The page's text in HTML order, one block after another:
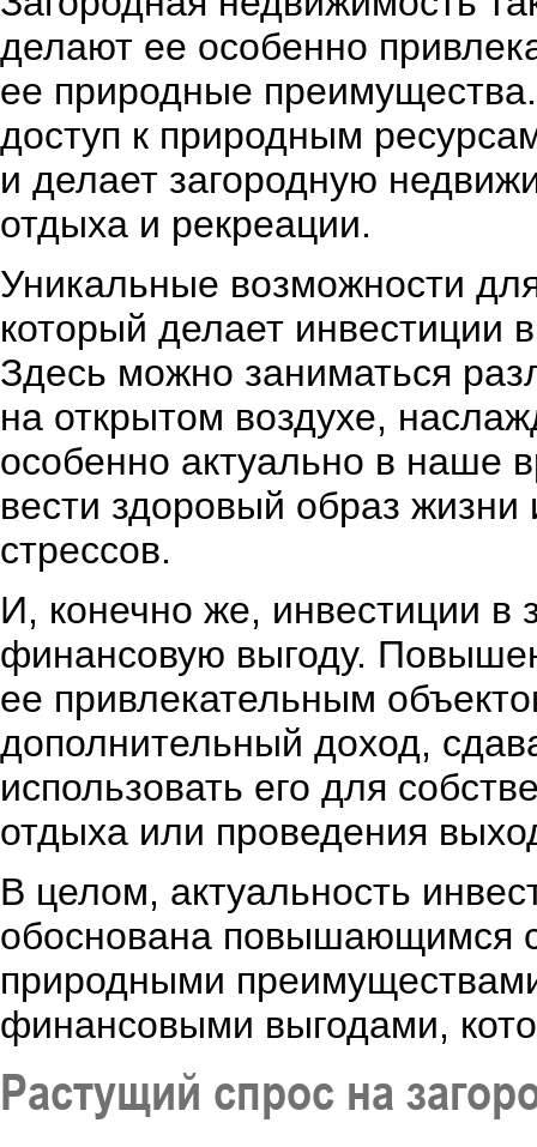
делают ее особенно
ее природные
доступ к природным
и делает загородную
отдыха и рекреации.
Уникальные возможности
который делает инвестиции
Здесь можно заниматься
на открытом воздухе,
особенно актуально в наше
вести здоровый образ жизни
стрессов.
И, конечно же, инвестиции в
финансовую выгоду.
ее привлекательным
дополнительный доход,
использовать его для
отдыха или проведения
В целом, актуальность
обоснована повышающимся
природными
финансовыми выгодами,
Растущий спрос на